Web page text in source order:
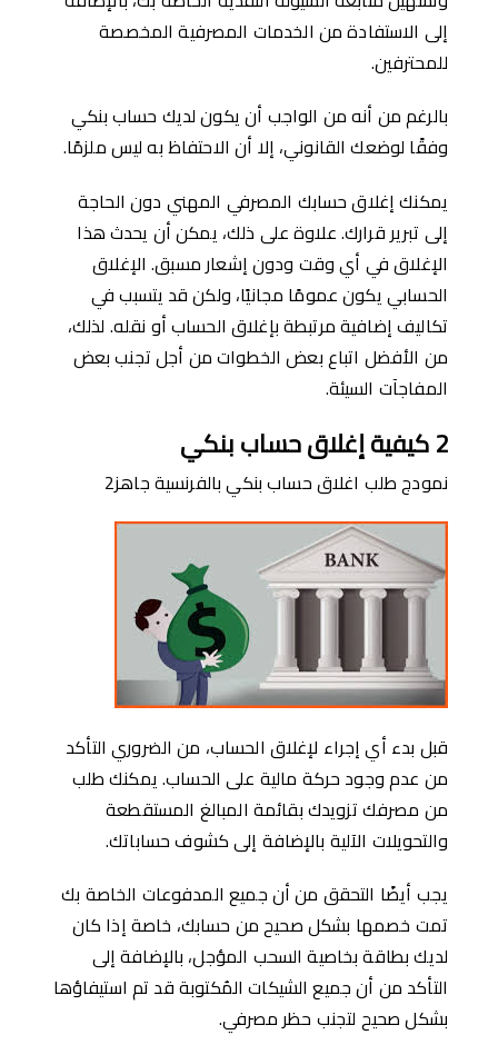
إلى الاستفادة من الخدمات المصرفية المخصصة
للمحترفين.
بالرغم من أنه من الواجب أن يكون لديك حساب بنكي
وفقًا لوضعك القانوني، إلا أن الاحتفاظ به ليس ملزمًا.
يمكنك إغلاق حسابك المصرفي المهني دون الحاجة
إلى تبرير قرارك. علاوة على ذلك، يمكن أن يحدث هذا
الإغلاق في أي وقت ودون إشعار مسبق. الإغلاق
الحسابي يكون عمومًا مجانيًا، ولكن قد يتسبب في
تكاليف إضافية مرتبطة بإغلاق الحساب أو نقله. لذلك،
من الأفضل اتباع بعض الخطوات من أجل تجنب بعض
المفاجآت السيئة.
2كيفية إغلاق حساب بنكي
نمودج طلب اغلاق حساب بنكي بالفرنسية جاهز2
قبل بدء أي إجراء لإغلاق الحساب، من الضروري التأكد
من عدم وجود حركة مالية على الحساب. يمكنك طلب
من مصرفك تزويدك بقائمة المبالغ المستقطعة
والتحويلات الآلية بالإضافة إلى كشوف حساباتك.
يجب أيضًا التحقق من أن جميع المدفوعات الخاصة بك
تمت خصمها بشكل صحيح من حسابك، خاصة إذا كان
لديك بطاقة بخاصية السحب المؤجل، بالإضافة إلى
التأكد من أن جميع الشيكات المُكتوبة قد تم استيفاؤها
بشكل صحيح لتجنب حظر مصرفي.